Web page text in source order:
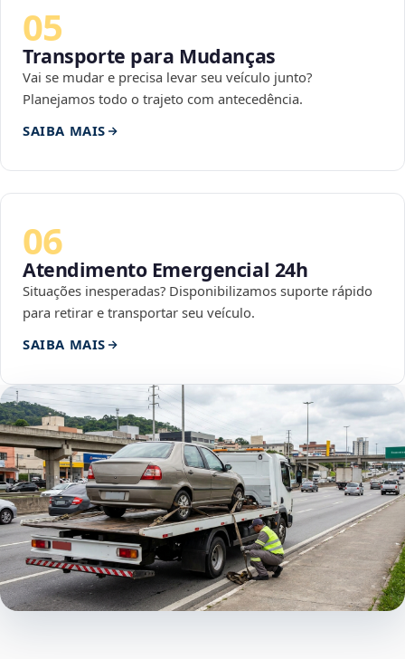
05
Transporte para Mudanças
Vai se mudar e precisa levar seu veículo junto?
Planejamos todo o trajeto com antecedência.
SAIBA MAIS
06
Atendimento Emergencial 24h
Situações inesperadas? Disponibilizamos suporte rápido
para retirar e transportar seu veículo.
SAIBA MAIS